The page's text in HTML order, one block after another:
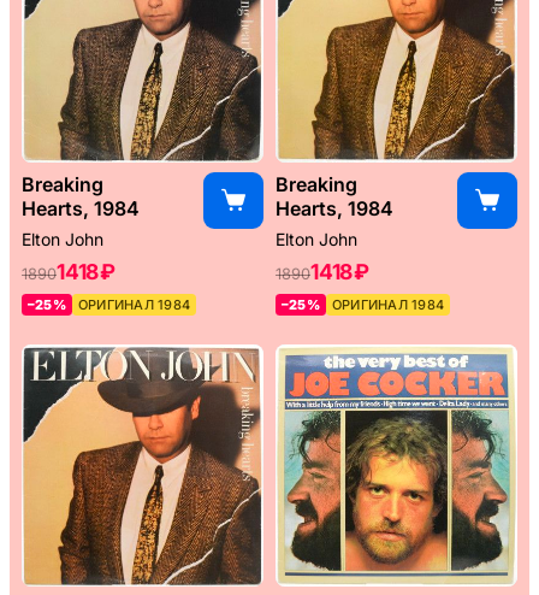
Breaking
Hearts, 1984
Elton John
18901418 ₽
–25% ОРИГИНАЛ 1984
Breaking
Hearts, 1984
Elton John
18901418 ₽
–25% ОРИГИНАЛ 1984